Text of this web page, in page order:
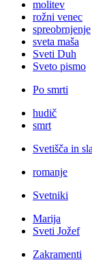
molitev
rožni venec
spreobrnjenje
sveta maša
Sveti Duh
Sveto pismo
Po smrti
hudič
smrt
Svetišča in
romanje
Svetniki
Marija
Sveti Jožef
Zakramenti